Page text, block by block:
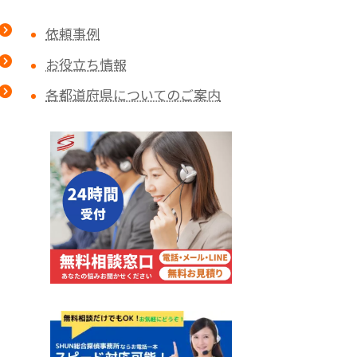
依頼事例
お役立ち情報
各都道府県についてのご案内